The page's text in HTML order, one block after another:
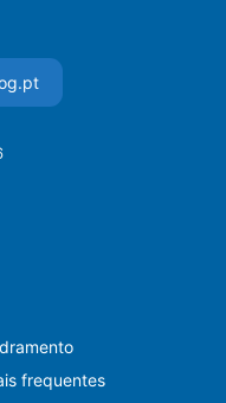
frequentes